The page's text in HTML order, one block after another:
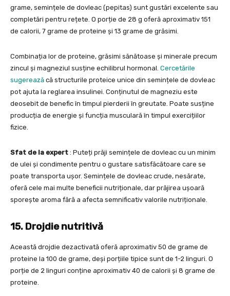
grame, semințele de dovleac (pepitas) sunt gustări excelente sau
completări pentru rețete. O porție de 28 g oferă aproximativ 151
de calorii, 7 grame de proteine și 13 grame de grăsimi.
Combinația lor de proteine, grăsimi sănătoase și minerale precum
zincul și magneziul susține echilibrul hormonal. Cercetările
sugerează că structurile proteice unice din semințele de dovleac
pot ajuta la reglarea insulinei. Conținutul de magneziu este
deosebit de benefic în timpul pierderii în greutate. Poate susține
producția de energie și funcția musculară în timpul exercițiilor
fizice.
Sfat de la expert : Puteți prăji semințele de dovleac cu un minim
de ulei și condimente pentru o gustare satisfăcătoare care se
poate transporta ușor. Semințele de dovleac crude, nesărate,
oferă cele mai multe beneficii nutriționale, dar prăjirea ușoară
sporește aroma fără a afecta semnificativ valorile nutriționale.
15. Drojdie nutritivă
Această drojdie dezactivată oferă aproximativ 50 de grame de
proteine la 100 de grame, deși porțiile tipice sunt de 1-2 linguri. O
porție de 2 linguri conține aproximativ 40 de calorii și 8 grame de
proteine.